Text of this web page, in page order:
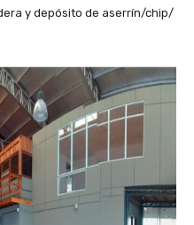
y depósito de aserrín/chip/